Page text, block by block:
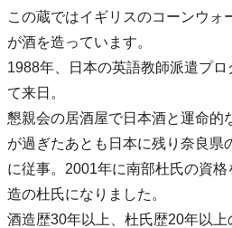
この蔵ではイギリスのコーンウォ
が酒を造っています。
1988年、日本の英語教師派遣プ
て来日。
懇親会の居酒屋で日本酒と運命的
が過ぎたあとも日本に残り奈良県
に従事。2001年に南部杜氏の資
造の杜氏になりました。
酒造歴30年以上、杜氏歴20年以上